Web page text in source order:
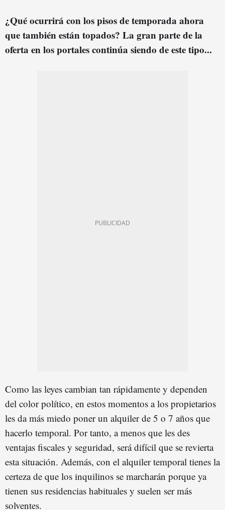
¿Qué ocurrirá con los pisos de temporada ahora
que también están topados? La gran parte de la
oferta en los portales continúa siendo de este tipo...
Como las leyes cambian tan rápidamente y dependen
del color político, en estos momentos a los propietarios
les da más miedo poner un alquiler de 5 o 7 años que
hacerlo temporal. Por tanto, a menos que les des
ventajas fiscales y seguridad, será difícil que se revierta
esta situación. Además, con el alquiler temporal tienes la
certeza de que los inquilinos se marcharán porque ya
tienen sus residencias habituales y suelen ser más
solventes.